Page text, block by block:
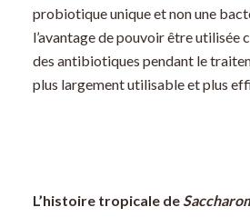
probiotique unique et non une
l’avantage de pouvoir être utilisée
des antibiotiques pendant le
plus largement utilisable et plus
L’histoire tropicale de